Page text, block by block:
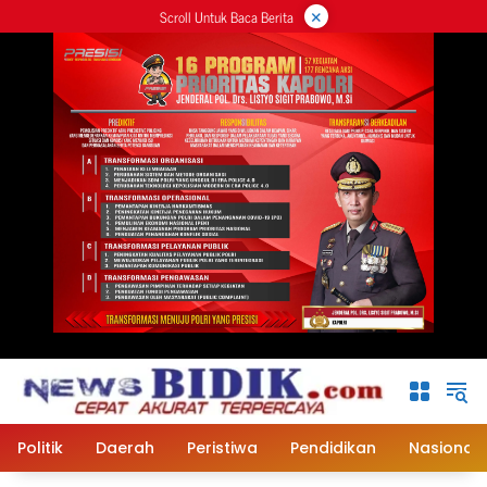
ke
Scroll Untuk Baca Berita ×
Politik Daerah Peristiwa Pendidikan Nasional